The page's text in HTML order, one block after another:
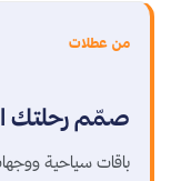
من عطلات
صمّم رحلتك
باقات سياحية